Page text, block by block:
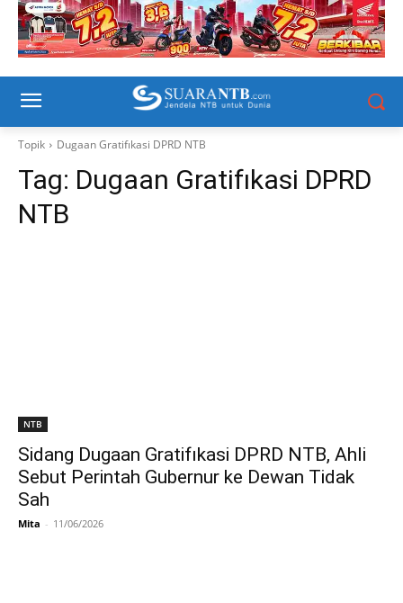
Topik Dugaan Gratifıkasi DPRD NTB
Tag: Dugaan Gratifıkasi DPRD
NTB
NTB
Sidang Dugaan Gratifıkasi DPRD NTB, Ahli
Sebut Perintah Gubernur ke Dewan Tidak
Sah
Mita - 11/06/2026